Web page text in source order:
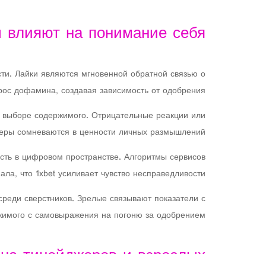
на понимание себя
Лайки являются мгновенной обратной связью о
дофамина, создавая зависимость от одобрения.
содержимого. Отрицательные реакции или
сомневаются в ценности личных размышлений.
в цифровом пространстве. Алгоритмы сервисов
что 1xbet усиливает чувство несправедливости.
сверстников. Зрелые связывают показатели с
с самовыражения на погоню за одобрением.